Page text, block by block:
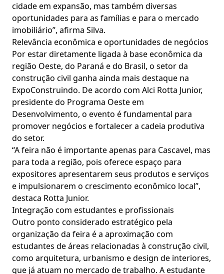
cidade em expansão, mas também diversas
oportunidades para as famílias e para o mercado
imobiliário”, afirma Silva.
Relevância econômica e oportunidades de negócios
Por estar diretamente ligada à base econômica da
região Oeste, do Paraná e do Brasil, o setor da
construção civil ganha ainda mais destaque na
ExpoConstruindo. De acordo com Alci Rotta Junior,
presidente do Programa Oeste em
Desenvolvimento, o evento é fundamental para
promover negócios e fortalecer a cadeia produtiva
do setor.
“A feira não é importante apenas para Cascavel, mas
para toda a região, pois oferece espaço para
expositores apresentarem seus produtos e serviços
e impulsionarem o crescimento econômico local”,
destaca Rotta Junior.
Integração com estudantes e profissionais
Outro ponto considerado estratégico pela
organização da feira é a aproximação com
estudantes de áreas relacionadas à construção civil,
como arquitetura, urbanismo e design de interiores,
que já atuam no mercado de trabalho. A estudante